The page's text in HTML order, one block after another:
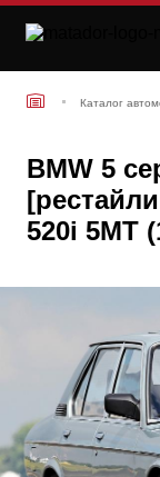
Каталог
BMW 5
520i 5MT